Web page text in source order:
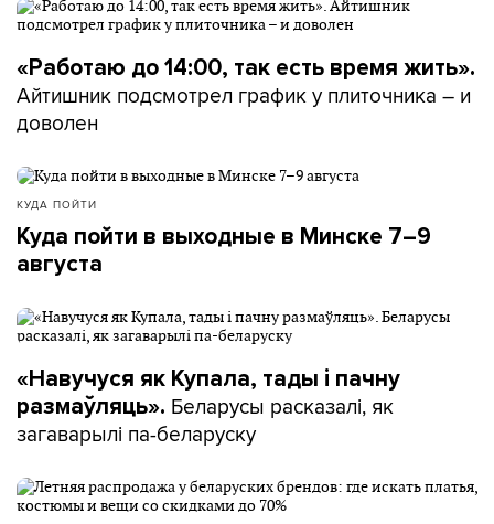
«Работаю до 14:00, так есть время жить».
Айтишник подсмотрел график у плиточника – и
доволен
КУДА ПОЙТИ
Куда пойти в выходные в Минске 7–9
августа
«Навучуся як Купала, тады і пачну
размаўляць». Беларусы расказалі, як
загаварылі па-беларуску